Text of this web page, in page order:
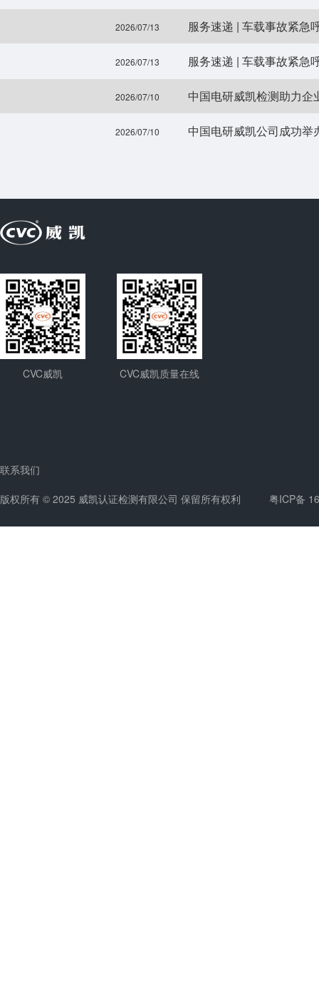
2026/07/13 服务速递 | 车载事故紧急
2026/07/13 服务速递 | 车载事故紧急
2026/07/10 中国电研威凯检测助力
2026/07/10
CVC威凯 CVC威凯质量在线
联系我们
版权所有 © 2025 威凯认证检测有限公司 保留所有权利 粤ICP备